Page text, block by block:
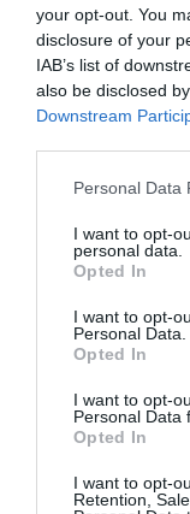
your opt-out. You
disclosure of your
IAB’s list of
also be disclosed
Downstream
Personal Data
I want to opt-
personal data.
Opted In
I want to opt-
Personal Data.
Opted In
I want to opt-
Personal Data
Opted In
I want to opt-
Retention,
Chatta
du ska
1 år
När
dags att
Trendigt